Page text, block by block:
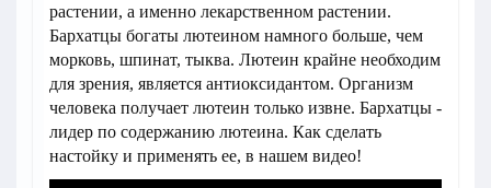
растении, а именно лекарственном растении.
Бархатцы богаты лютеином намного больше, чем
морковь, шпинат, тыква. Лютеин крайне необходим
для зрения, является антиоксидантом. Организм
человека получает лютеин только извне. Бархатцы -
лидер по содержанию лютеина. Как сделать
настойку и применять ее, в нашем видео!